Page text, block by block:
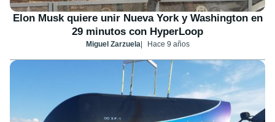
Elon Musk quiere unir Nueva York y Washington en
29 minutos con HyperLoop
Miguel Zarzuela Hace 9 años